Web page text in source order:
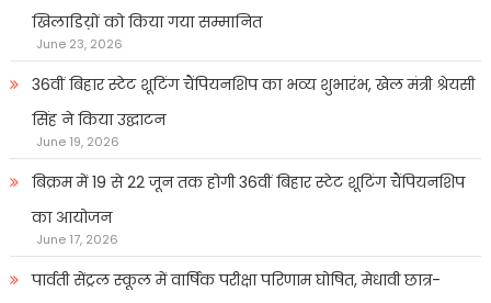
खिलाडिय़ों को किया गया सम्मानित
June 23, 2026
36वीं बिहार स्टेट शूटिंग चैंपियनशिप का भव्य शुभारंभ, खेल मंत्री श्रेयसी
सिंह ने किया उद्घाटन
June 19, 2026
बिक्रम में 19 से 22 जून तक होगी 36वीं बिहार स्टेट शूटिंग चैंपियनशिप
का आयोजन
June 17, 2026
पार्वती सेंट्रल स्कूल में वार्षिक परीक्षा परिणाम घोषित, मेधावी छात्र-